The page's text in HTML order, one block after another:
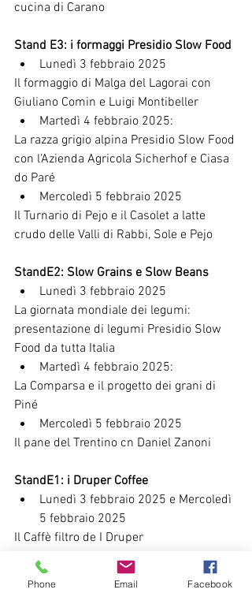
cucina di Carano
Stand E3: i formaggi Presidio Slow Food
Lunedì 3 febbraio 2025
Il formaggio di Malga del Lagorai con
Giuliano Comin e Luigi Montibeller
Martedì 4 febbraio 2025:
La razza grigio alpina Presidio Slow Food
con l'Azienda Agricola Sicherhof e Ciasa
do Paré
Mercoledì 5 febbraio 2025
Il Turnario di Pejo e il Casolet a latte
crudo delle Valli di Rabbi, Sole e Pejo
StandE2: Slow Grains e Slow Beans
Lunedì 3 febbraio 2025
La giornata mondiale dei legumi:
presentazione di legumi Presidio Slow
Food da tutta Italia
Martedì 4 febbraio 2025:
La Comparsa e il progetto dei grani di
Piné
Mercoledì 5 febbraio 2025
Il pane del Trentino cn Daniel Zanoni
StandE1: i Druper Coffee
Lunedì 3 febbraio 2025 e Mercoledì
5 febbraio 2025
Il Caffè filtro de I Druper
Phone Email Facebook